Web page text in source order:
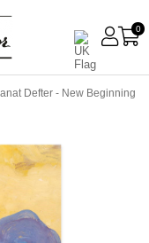
0
Defter - New Beginning